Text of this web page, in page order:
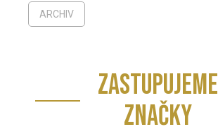
ARCHIV
ZASTUPUJEME
ZNAČKY